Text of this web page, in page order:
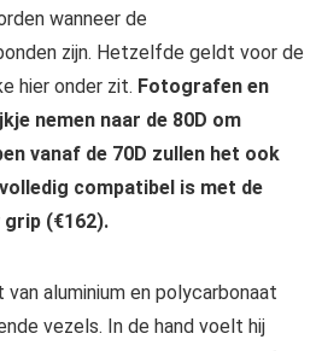
wanneer de
zijn. Hetzelfde geldt voor de
hier onder zit. Fotografen en
nemen naar de 80D om
vanaf de 70D zullen het ook
compatibel is met de
grip (€162).
van aluminium en polycarbonaat
vezels. In de hand voelt hij